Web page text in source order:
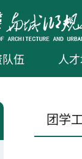
队伍 人
团学